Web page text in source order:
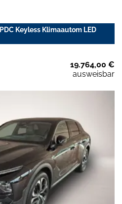
Keyless Klimaautom LED
19.764,00 €
ausweisbar